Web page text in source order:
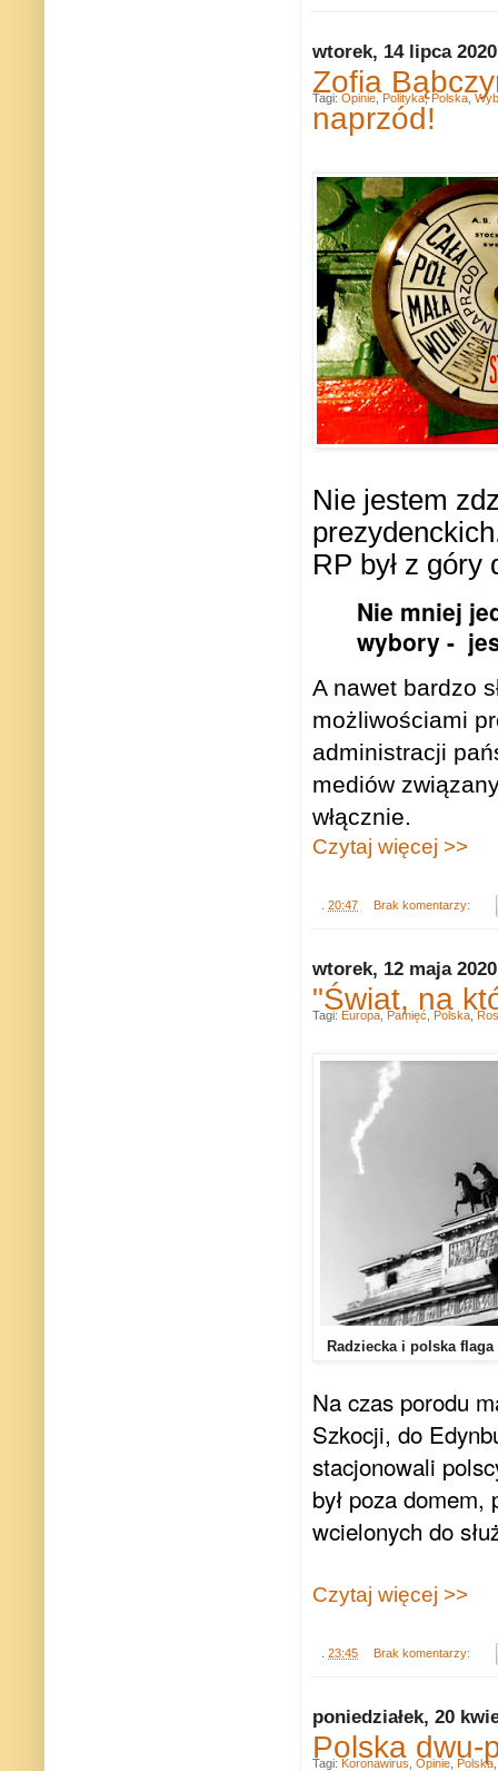
wtorek, 14 lipca 2020
Zofia
naprzód!
Nie jestem
RP był z
Nie mniej
wybory -
A nawet bardzo
możliwościami
administracji
mediów
włącznie.
Czytaj więcej >>
20:47 Brak komentarzy:
Tagi: Opinie, Polityka, Polska,
wtorek, 12 maja 2020
"Świat, na
Radziecka i polska
Na czas porodu
Szkocji, do
stacjonowali
był poza domem,
wcielonych do
Czytaj więcej >>
23:45 Brak komentarzy:
Tagi: Europa, Pamięć, Polska,
poniedziałek, 20
Polska dwu-
Tagi: Koronawirus Opinie Polska